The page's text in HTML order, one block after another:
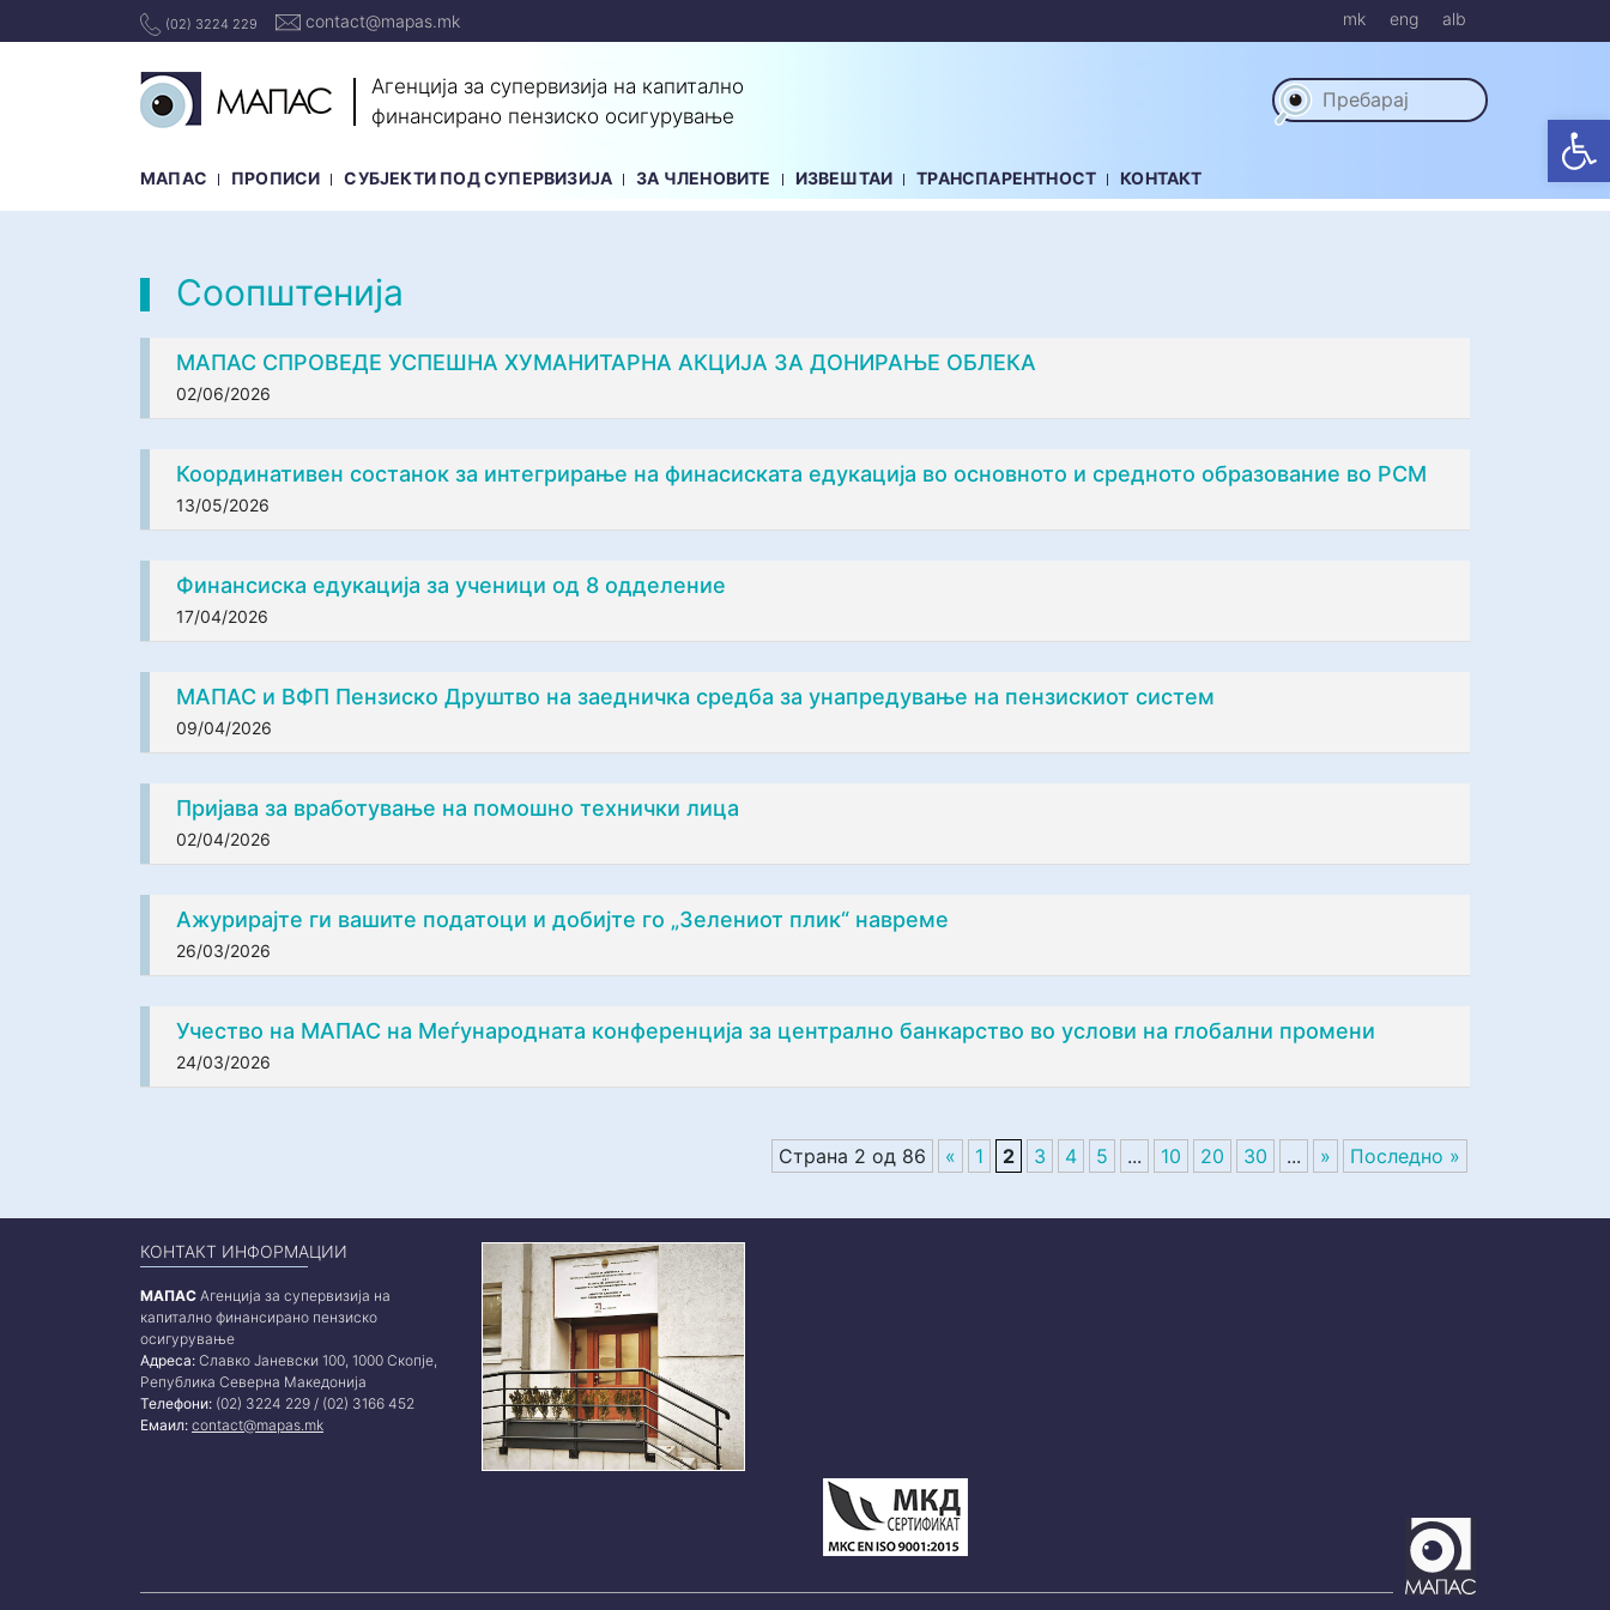
(02) 3224 229 contact@mapas.mk mk eng alb
Агенција за супервизија на капитално
финансирано пензиско осигурување
МАПАС ПРОПИСИ СУБЈЕКТИ ПОД СУПЕРВИЗИЈА ЗА ЧЛЕНОВИТЕ ИЗВЕШТАИ ТРАНСПАРЕНТНОСТ КОНТАКТ
Соопштенија
МАПАС СПРОВЕДЕ УСПЕШНА ХУМАНИТАРНА АКЦИЈА ЗА ДОНИРАЊЕ ОБЛЕКА
02/06/2026
Координативен состанок за интегрирање на финасиската едукација во основното и средното образование во РСМ
13/05/2026
Финансиска едукација за ученици од 8 одделение
17/04/2026
МАПАС и ВФП Пензиско Друштво на заедничка средба за унапредување на пензискиот систем
09/04/2026
Пријава за вработување на помошно технички лица
02/04/2026
Ажурирајте ги вашите податоци и добијте го „Зелениот плик“ навреме
26/03/2026
Учество на МАПАС на Меѓународната конференција за централно банкарство во услови на глобални промени
24/03/2026
Страна 2 од 86 « 1 2 3 4 5 ... 10 20 30 ... » Последно »
КОНТАКТ ИНФОРМАЦИИ
МАПАС Агенција за супервизија на
капитално финансирано пензиско
осигурување
Адреса: Славко Јаневски 100, 1000 Скопје,
Република Северна Македонија
Телефони: (02) 3224 229 / (02) 3166 452
Емаил: contact@mapas.mk